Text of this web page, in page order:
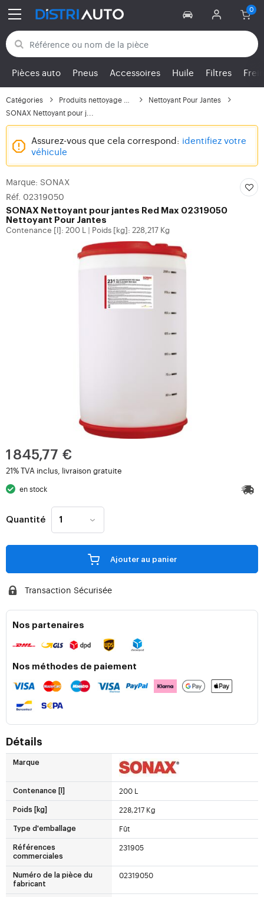
Retour aux catégories
Pièces auto Pneus Accessoires Huile Filtres
Catégories
Nettoyant Pour Jantes
SONAX Nettoyant pour j...
Assurez-vous que cela correspond: identifiez votre
véhicule
Marque: SONAX
Réf. 02319050
SONAX Nettoyant pour jantes Red Max 02319050
Nettoyant Pour Jantes
Contenance [l]: 200 L Poids [kg]: 228,217 Kg
1 845,77 €
21% TVA inclus, livraison gratuite
en stock
Quantité
Ajouter au panier
Transaction Sécurisée
Nos partenaires
Nos méthodes de paiement
Détails
Marque
Contenance [l] 200 L
Poids [kg] 228,217 Kg
Type d'emballage Fût
Références
commerciales
231905
Numéro de la pièce du
fabricant
02319050